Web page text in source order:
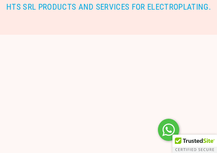
HTS SRL PRODUCTS AND SERVICES FOR ELECTROPLATING.